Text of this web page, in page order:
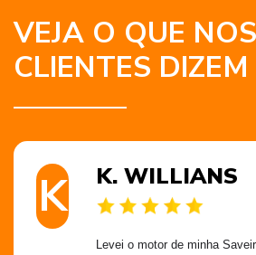
VEJA O QUE
CLIENTES DIZEM
K K. WILLIANS
Levei o motor de minha